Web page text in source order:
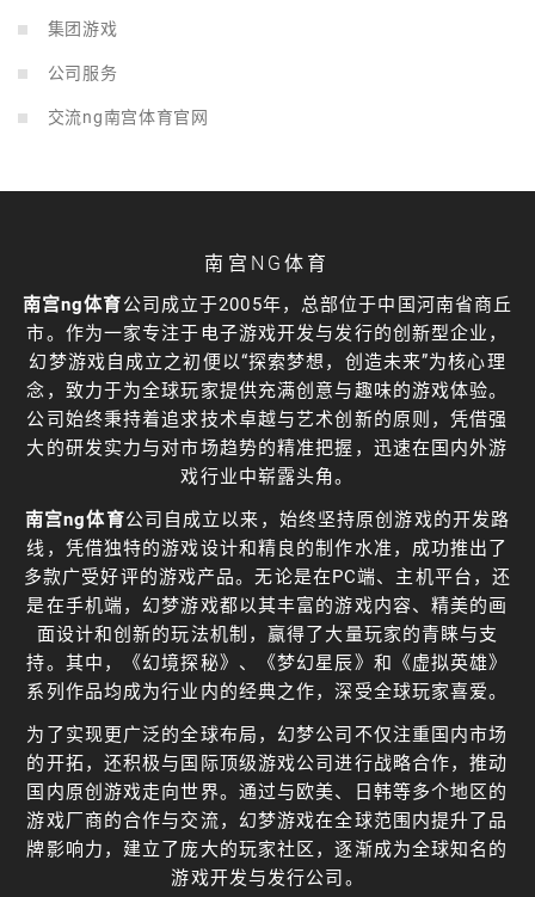
集团游戏
公司服务
交流ng南宫体育官网
南宫NG体育
南宫ng体育公司成立于2005年，总部位于中国河南省商丘
市。作为一家专注于电子游戏开发与发行的创新型企业，
幻梦游戏自成立之初便以“探索梦想，创造未来”为核心理
念，致力于为全球玩家提供充满创意与趣味的游戏体验。
公司始终秉持着追求技术卓越与艺术创新的原则，凭借强
大的研发实力与对市场趋势的精准把握，迅速在国内外游
戏行业中崭露头角。
南宫ng体育公司自成立以来，始终坚持原创游戏的开发路
线，凭借独特的游戏设计和精良的制作水准，成功推出了
多款广受好评的游戏产品。无论是在PC端、主机平台，还
是在手机端，幻梦游戏都以其丰富的游戏内容、精美的画
面设计和创新的玩法机制，赢得了大量玩家的青睐与支
持。其中，《幻境探秘》、《梦幻星辰》和《虚拟英雄》
系列作品均成为行业内的经典之作，深受全球玩家喜爱。
为了实现更广泛的全球布局，幻梦公司不仅注重国内市场
的开拓，还积极与国际顶级游戏公司进行战略合作，推动
国内原创游戏走向世界。通过与欧美、日韩等多个地区的
游戏厂商的合作与交流，幻梦游戏在全球范围内提升了品
牌影响力，建立了庞大的玩家社区，逐渐成为全球知名的
游戏开发与发行公司。